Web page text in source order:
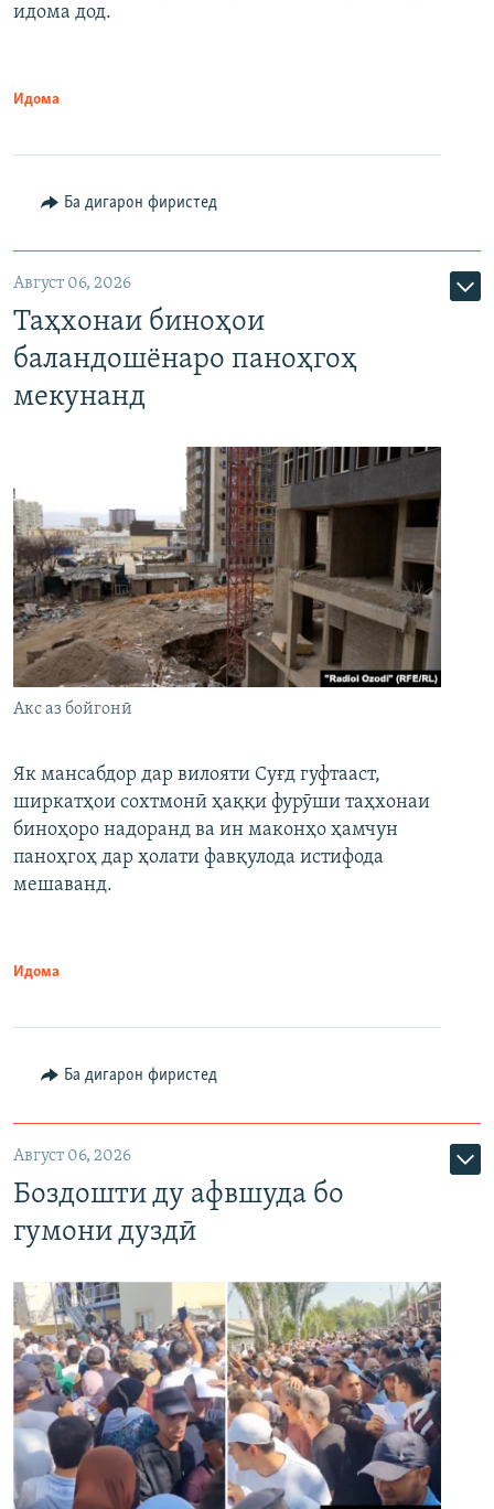
идома дод.
Идома
Ба дигарон фиристед
Август 06, 2026
Таҳхонаи биноҳои
баландошёнаро паноҳгоҳ
мекунанд
Акс аз бойгонӣ
Як мансабдор дар вилояти Суғд гуфтааст,
ширкатҳои сохтмонӣ ҳаққи фурӯши таҳхонаи
биноҳоро надоранд ва ин маконҳо ҳамчун
паноҳгоҳ дар ҳолати фавқулода истифода
мешаванд.
Идома
Ба дигарон фиристед
Август 06, 2026
Боздошти ду афвшуда бо
гумони дуздӣ